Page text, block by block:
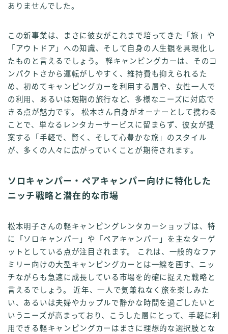
ありませんでした。
この新事業は、まさに彼女がこれまで培ってきた「旅」や
「アウトドア」への知識、そして自身の人生観を具現化し
たものと言えるでしょう。 軽キャンピングカーは、そのコ
ンパクトさから運転がしやすく、維持費も抑えられるた
め、初めてキャンピングカーを利用する層や、女性一人で
の利用、あるいは短期の旅行など、多様なニーズに対応で
きる点が魅力です。 松本さん自身がオーナーとして携わる
ことで、単なるレンタカーサービスに留まらず、彼女が提
案する「手軽で、賢く、そして心豊かな旅」のスタイル
が、多くの人々に広がっていくことが期待されます。
ソロキャンパー・ペアキャンパー向けに特化した
ニッチ戦略と潜在的な市場
松本明子さんの軽キャンピングレンタカーショップは、特
に「ソロキャンパー」や「ペアキャンパー」を主なターゲ
ットとしている点が注目されます。 これは、一般的なファ
ミリー向けの大型キャンピングカーとは一線を画す、ニッ
チながらも急速に成長している市場を的確に捉えた戦略と
言えるでしょう。 近年、一人で気兼ねなく旅を楽しみた
い、あるいは夫婦やカップルで静かな時間を過ごしたいと
いうニーズが高まっており、こうした層にとって、手軽に利
用できる軽キャンピングカーはまさに理想的な選択肢とな